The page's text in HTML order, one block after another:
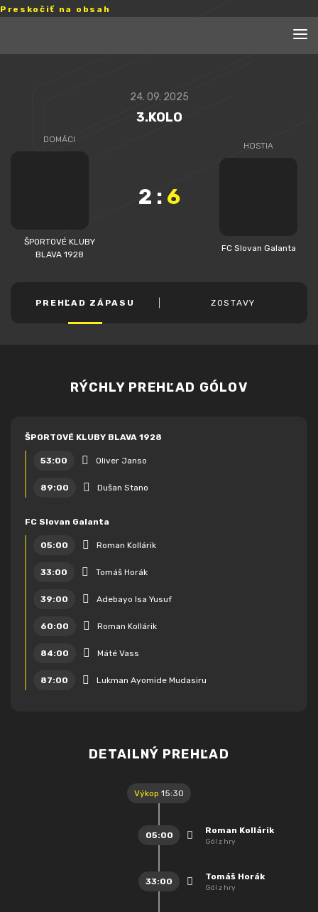
Preskočiť na obsah
24. 09. 2025
3.KOLO
DOMÁCI
ŠPORTOVÉ KLUBY
BLAVA 1928
2 : 6
HOSTIA
FC Slovan Galanta
PREHĽAD ZÁPASU ZOSTAVY
RÝCHLY PREHĽAD GÓLOV
ŠPORTOVÉ KLUBY BLAVA 1928
53:00 Oliver Janso
89:00 Dušan Stano
FC Slovan Galanta
05:00 Roman Kollárik
33:00 Tomáš Horák
39:00 Adebayo Isa Yusuf
60:00 Roman Kollárik
84:00 Máté Vass
87:00 Lukman Ayomide Mudasiru
DETAILNÝ PREHĽAD
Výkop 15:30
05:00
Roman Kollárik
Gól z hry
33:00
Tomáš Horák
Gól z hry